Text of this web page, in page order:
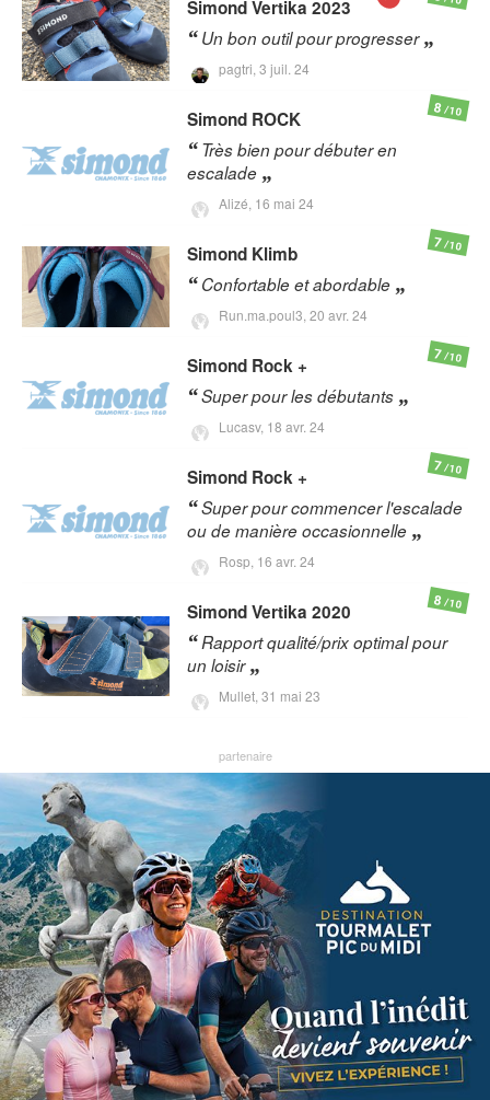
SimondVertika 2023
Un bon outil pour progresser
pagtri, 3 juil. 24
Simond ROCK
Très bien pour débuter en
escalade
Alizé, 16 mai 24
8/10
Simond Klimb
Confortable et abordable
Run.ma.poul3, 20 avr. 24
7/10
Simond Rock +
Super pour les débutants
Lucasv, 18 avr. 24
7/10
Simond Rock +
Super pour commencer l'escalade
ou de manière occasionnelle
Rosp, 16 avr. 24
7/10
SimondVertika 2020
Rapport qualité/prix optimal pour
un loisir
Mullet, 31 mai 23
8/10